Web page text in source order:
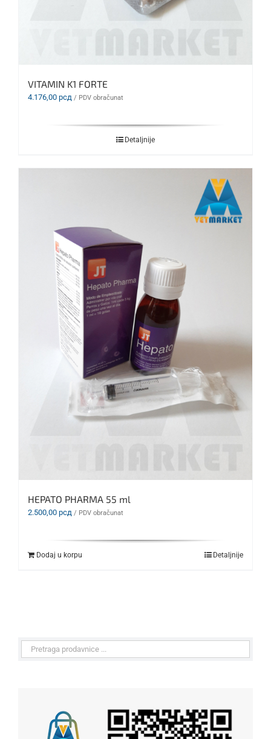
VITAMIN K1 FORTE
4.176,00 рсд / PDV obračunat
Detaljnije
HEPATO PHARMA 55 ml
2.500,00 рсд / PDV obračunat
Dodaj u korpu Detaljnije